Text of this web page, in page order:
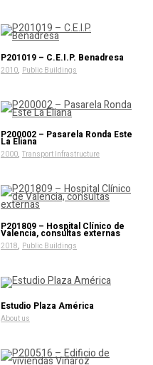
P201019 – C.E.I.P. Benadresa
2010, Public Buildings
P200002 – Pasarela Ronda Este
La Eliana
2000, Transport Infrastructure
P201809 – Hospital Clínico de
Valencia, consultas externas
2018, Public Buildings
Estudio Plaza América
About us